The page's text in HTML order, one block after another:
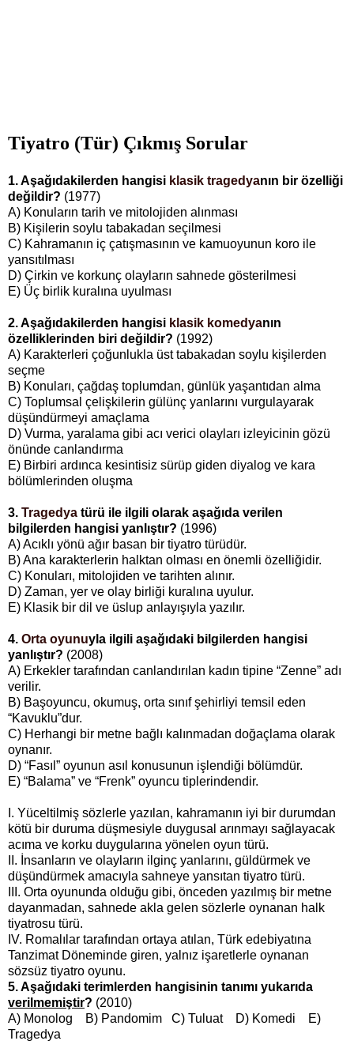
Tiyatro (Tür) Çıkmış Sorular
1. Aşağıdakilerden hangisi klasik tragedyanın bir özelliği
değildir? (1977)
A) Konuların tarih ve mitolojiden alınması
B) Kişilerin soylu tabakadan seçilmesi
C) Kahramanın iç çatışmasının ve kamuoyunun koro ile
yansıtılması
D) Çirkin ve korkunç olayların sahnede gösterilmesi
E) Üç birlik kuralına uyulması
2. Aşağıdakilerden hangisi klasik komedyanın
özelliklerinden biri değildir? (1992)
A) Karakterleri çoğunlukla üst tabakadan soylu kişilerden
seçme
B) Konuları, çağdaş toplumdan, günlük yaşantıdan alma
C) Toplumsal çelişkilerin gülünç yanlarını vurgulayarak
düşündürmeyi amaçlama
D) Vurma, yaralama gibi acı verici olayları izleyicinin gözü
önünde canlandırma
E) Birbiri ardınca kesintisiz sürüp giden diyalog ve kara
bölümlerinden oluşma
3. Tragedya türü ile ilgili olarak aşağıda verilen
bilgilerden hangisi yanlıştır? (1996)
A) Acıklı yönü ağır basan bir tiyatro türüdür.
B) Ana karakterlerin halktan olması en önemli özelliğidir.
C) Konuları, mitolojiden ve tarihten alınır.
D) Zaman, yer ve olay birliği kuralına uyulur.
E) Klasik bir dil ve üslup anlayışıyla yazılır.
4. Orta oyunuyla ilgili aşağıdaki bilgilerden hangisi
yanlıştır? (2008)
A) Erkekler tarafından canlandırılan kadın tipine “Zenne” adı
verilir.
B) Başoyuncu, okumuş, orta sınıf şehirliyi temsil eden
“Kavuklu”dur.
C) Herhangi bir metne bağlı kalınmadan doğaçlama olarak
oynanır.
D) “Fasıl” oyunun asıl konusunun işlendiği bölümdür.
E) “Balama” ve “Frenk” oyuncu tiplerindendir.
I. Yüceltilmiş sözlerle yazılan, kahramanın iyi bir durumdan
kötü bir duruma düşmesiyle duygusal arınmayı sağlayacak
acıma ve korku duygularına yönelen oyun türü.
II. İnsanların ve olayların ilginç yanlarını, güldürmek ve
düşündürmek amacıyla sahneye yansıtan tiyatro türü.
III. Orta oyununda olduğu gibi, önceden yazılmış bir metne
dayanmadan, sahnede akla gelen sözlerle oynanan halk
tiyatrosu türü.
IV. Romalılar tarafından ortaya atılan, Türk edebiyatına
Tanzimat Döneminde giren, yalnız işaretlerle oynanan
sözsüz tiyatro oyunu.
5. Aşağıdaki terimlerden hangisinin tanımı yukarıda
verilmemiştir? (2010)
A) Monolog B) Pandomim C) Tuluat D) Komedi E)
Tragedya